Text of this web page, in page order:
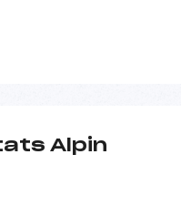
Alpin